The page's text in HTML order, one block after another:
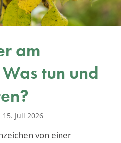
am
tun und
15. Juli 2026
von einer